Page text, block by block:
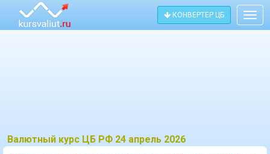
КОНВЕРТЕР ЦБ
Bалютный курс ЦБ РФ 24 апрель 2026